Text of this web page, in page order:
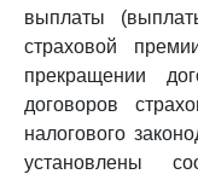
выплаты
страховой
прекращении
договоров
налогового
установлены